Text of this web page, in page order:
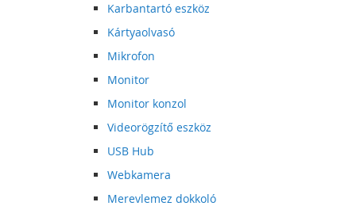
Karbantartó eszköz
Kártyaolvasó
Mikrofon
Monitor
Monitor konzol
Videorögzítő eszköz
USB Hub
Webkamera
Merevlemez dokkoló